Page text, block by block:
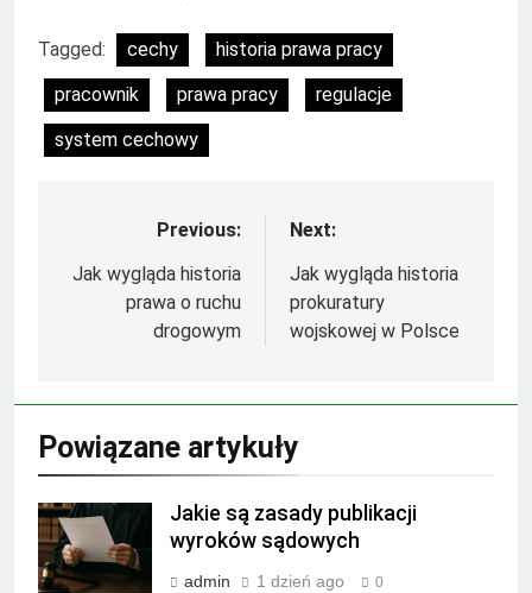
Tagged: cechy
historia prawa pracy
pracownik
prawa pracy
regulacje
system cechowy
Nawigacja
wpisu
Previous:
Jak wygląda historia
prawa o ruchu
drogowym
Next:
Jak wygląda historia
prokuratury
wojskowej w Polsce
Powiązane artykuły
Jakie są zasady publikacji
wyroków sądowych
admin 1 dzień ago 0